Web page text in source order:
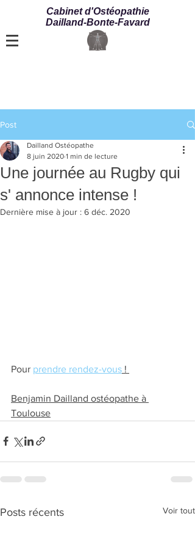
Cabinet d'Ostéopathie
Dailland-Bonte-Favard
Post
Une journée au Rugby qui
s' annonce intense !
Dailland Ostéopathe
8 juin 2020 1 min de lecture
Dernière mise à jour : 6 déc. 2020
Pour prendre rendez-vous !
Benjamin Dailland ostéopathe à
Toulouse
Posts récents Voir tout